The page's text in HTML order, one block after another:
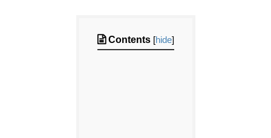
Contents [hide]